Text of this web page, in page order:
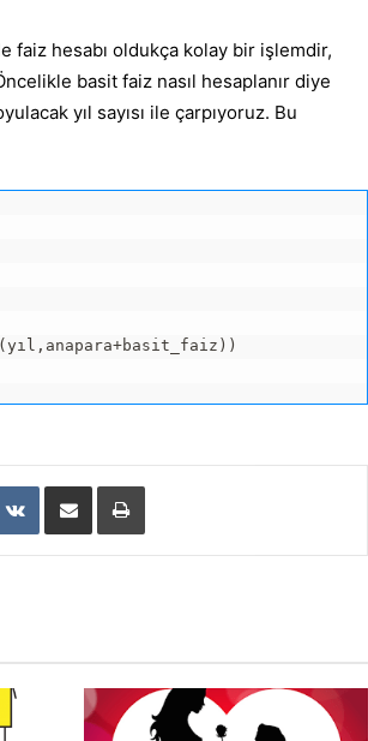
faiz hesabı oldukça kolay bir işlemdir,
basit faiz nasıl hesaplanır diye
yıl sayısı ile çarpıyoruz. Bu
VKontakteE-Posta ile paylaş Yazdır